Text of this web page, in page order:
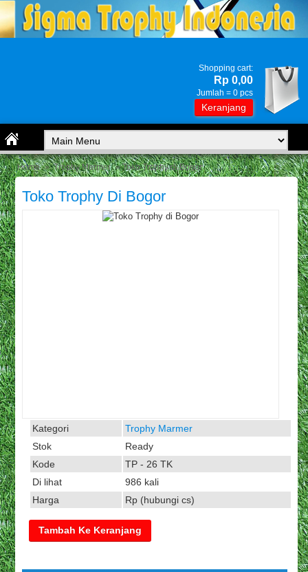
Shopping cart:
Rp 0,00
Jumlah = 0 pcs
Keranjang
Home » Trophy Marmer » Toko Trophy di Bogor
Toko Trophy Di Bogor
Kategori
Trophy Marmer
Stok
Ready
Kode
TP - 26 TK
Di lihat
986 kali
Harga
Rp (hubungi cs)